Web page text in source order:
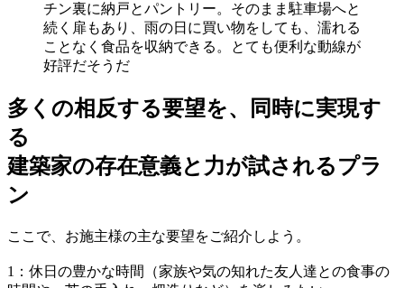
チン裏に納戸とパントリー。そのまま駐車場へと
続く扉もあり、雨の日に買い物をしても、濡れる
ことなく食品を収納できる。とても便利な動線が
好評だそうだ
多くの相反する要望を、同時に実現す
る
建築家の存在意義と力が試されるプラ
ン
ここで、お施主様の主な要望をご紹介しよう。
1：休日の豊かな時間（家族や気の知れた友人達との食事の